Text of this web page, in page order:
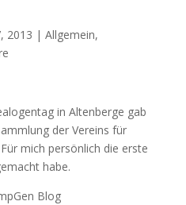
2013 | Allgemein,
in Altenberge gab
der Vereins für
mich persönlich die erste
habe.
Blog